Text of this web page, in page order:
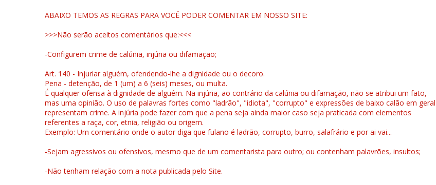
ABAIXO TEMOS AS REGRAS PARA VOCÊ PODER COMENTAR EM NOSSO SITE:
>>>Não serão aceitos comentários que:<<<
-Configurem crime de calúnia, injúria ou difamação;
Art. 140 - Injuriar alguém, ofendendo-lhe a dignidade ou o decoro.
Pena - detenção, de 1 (um) a 6 (seis) meses, ou multa.
É qualquer ofensa à dignidade de alguém. Na injúria, ao contrário da calúnia ou difamação, não se atribui um fato,
mas uma opinião. O uso de palavras fortes como "ladrão", "idiota", "corrupto" e expressões de baixo calão em geral
representam crime. A injúria pode fazer com que a pena seja ainda maior caso seja praticada com elementos
referentes a raça, cor, etnia, religião ou origem.
Exemplo: Um comentário onde o autor diga que fulano é ladrão, corrupto, burro, salafrário e por ai vai...
-Sejam agressivos ou ofensivos, mesmo que de um comentarista para outro; ou contenham palavrões, insultos;
-Não tenham relação com a nota publicada pelo Site.